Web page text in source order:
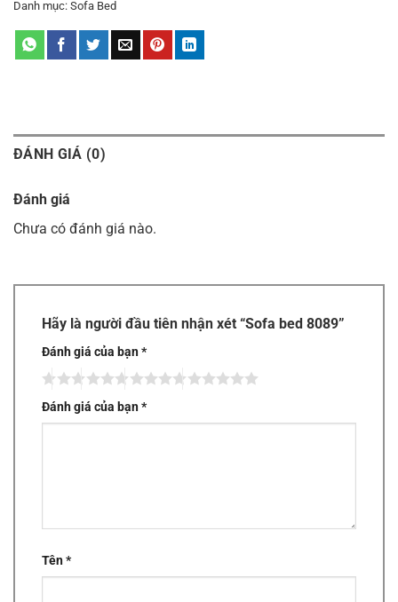
Danh mục: Sofa Bed
ĐÁNH GIÁ (0)
Đánh giá
Chưa có đánh giá nào.
Hãy là người đầu tiên nhận xét “Sofa bed 8089”
Đánh giá của bạn*
Đánh giá của bạn*
Tên*